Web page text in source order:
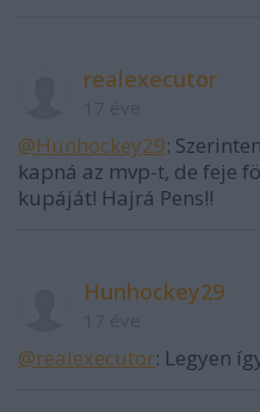
realexecutor
@Hunhockey29:
kapná az mvp-t, de feje
kupáját! Hajrá Pens!!
Hunhockey29
@realexecutor: Legyen